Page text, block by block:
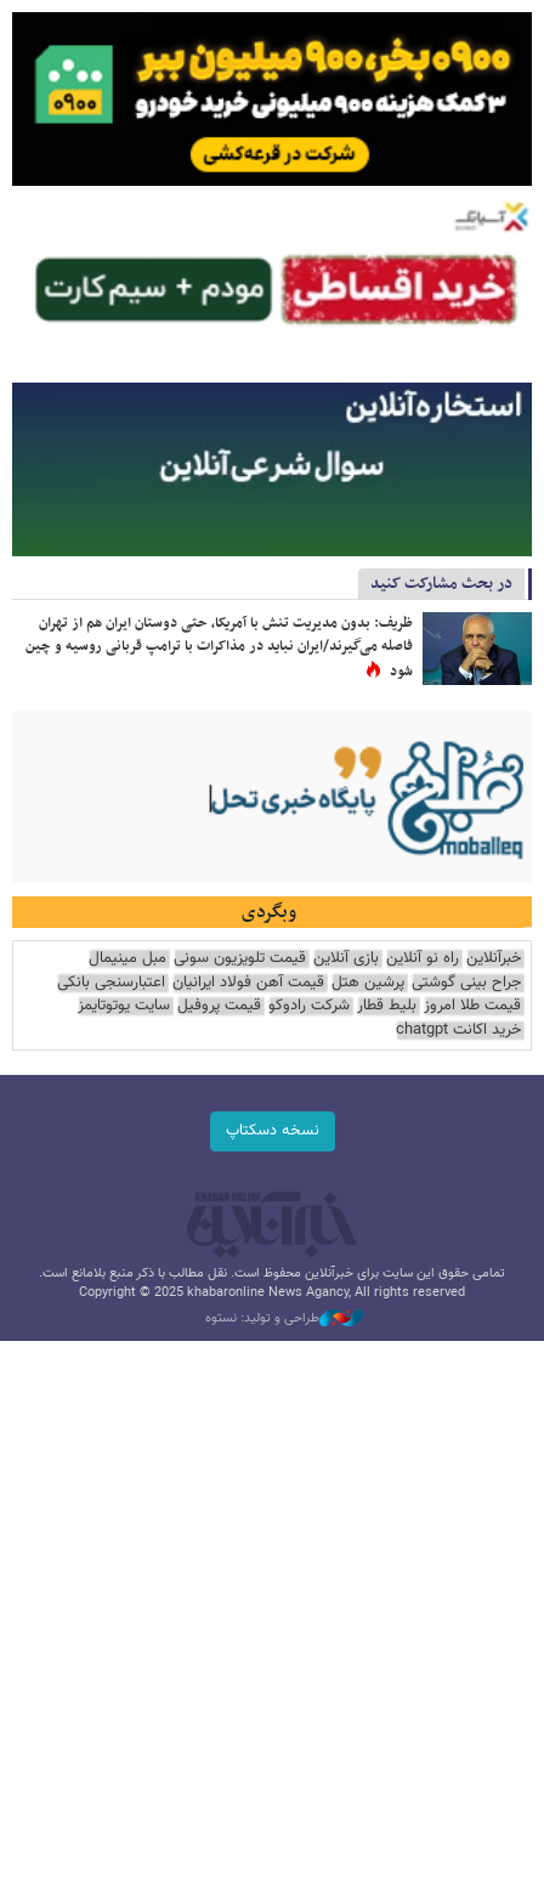
در بحث مشارکت کنید
ظریف: بدون مدیریت تنش با آمریکا، حتی دوستان ایران هم از تهران
فاصله می‌گیرند/ایران نباید در مذاکرات با ترامپ قربانی روسیه و چین
شود
وبگردی
خبرآنلاین راه نو آنلاین بازی آنلاین قیمت تلویزیون سونی مبل مینیمال
جراح بینی گوشتی پرشین هتل قیمت آهن فولاد ایرانیان اعتبارسنجی بانکی
قیمت طلا امروز بلیط قطار شرکت رادوکو قیمت پروفیل سایت یوتوتایمز
خرید اکانت chatgpt
نسخه دسکتاپ
تمامی حقوق این سایت برای خبرآنلاین محفوظ است. نقل مطالب با ذکر منبع بلامانع است.
Copyright © 2025 khabaronline News Agancy, All rights reserved
طراحی و تولید: نستوه